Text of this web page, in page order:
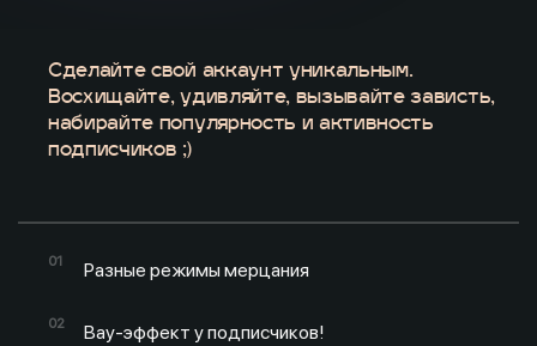
Сделайте свой аккаунт уникальным.
Восхищайте, удивляйте, вызывайте зависть,
набирайте популярность и активность
подписчиков ;)
Разные режимы мерцания
Вау-эффект у подписчиков!